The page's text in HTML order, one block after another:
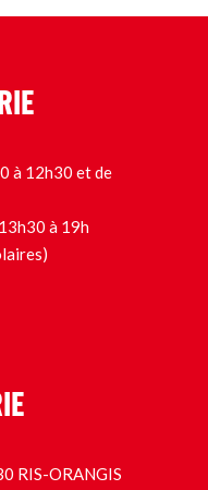
à 12h30 et de
à 19h
RIS-ORANGIS